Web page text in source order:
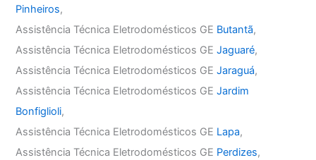
Pinheiros,
Assistência Técnica Eletrodomésticos GE Butantã,
Assistência Técnica Eletrodomésticos GEJaguaré,
Assistência Técnica Eletrodomésticos GEJaraguá,
Assistência Técnica Eletrodomésticos GEJardim
Bonfiglioli,
Assistência Técnica Eletrodomésticos GE Lapa,
Assistência Técnica Eletrodomésticos GE Perdizes,